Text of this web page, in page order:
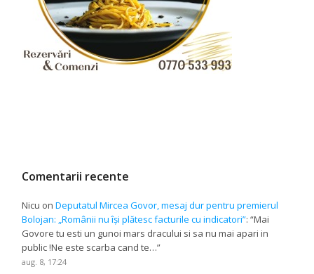
Comentarii recente
Nicu onDeputatul Mircea Govor, mesaj dur pentru premierul
Bolojan: „Românii nu își plătesc facturile cu indicatori”: “Mai
Govore tu esti un gunoi mars dracului si sa nu mai apari in
public !Ne este scarba cand te…”
aug. 8, 17:24